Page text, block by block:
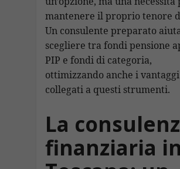
mantenere il proprio tenore
Un consulente preparato
scegliere tra fondi pensione
PIP e fondi di categoria,
ottimizzando anche i
collegati a questi strumenti.
La
finanziaria in